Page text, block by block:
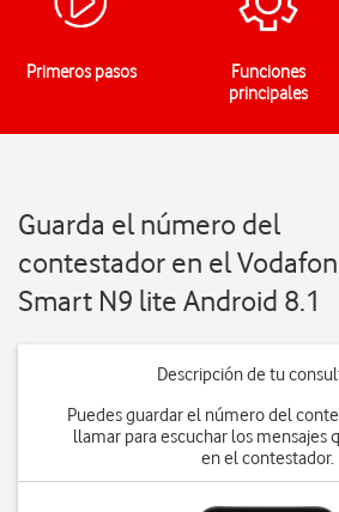
Primeros pasos
Funciones
principales
Guarda el número del
contestador en el
Smart N9 lite Android 8.1
Descripción de tu
Puedes guardar el número del
llamar para escuchar los mensajes
en el contestador.